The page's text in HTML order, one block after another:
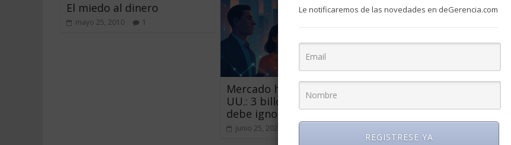
El miedo al dinero
mayo 25, 2010 1
Mercado hispano en EE.
UU.: 3 billones que no se
debe ignorar
junio 25, 2026
Aprenda más acerca de la
Le notificaremos de las novedades en deGerencia.com
REGISTRESE YA